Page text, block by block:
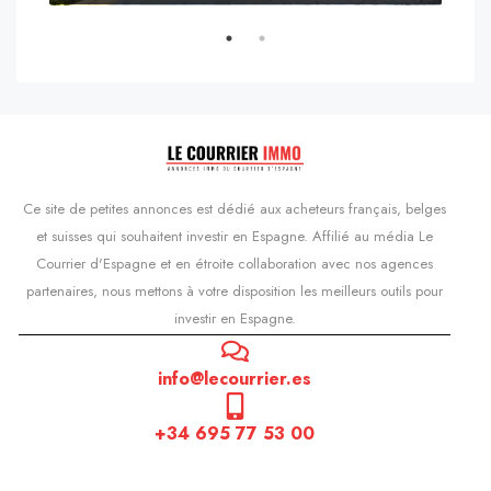
Ce site de petites annonces est dédié aux acheteurs français, belges
et suisses qui souhaitent investir en Espagne. Affilié au média Le
Courrier d'Espagne et en étroite collaboration avec nos agences
partenaires, nous mettons à votre disposition les meilleurs outils pour
investir en Espagne.
info@lecourrier.es
+34 695 77 53 00